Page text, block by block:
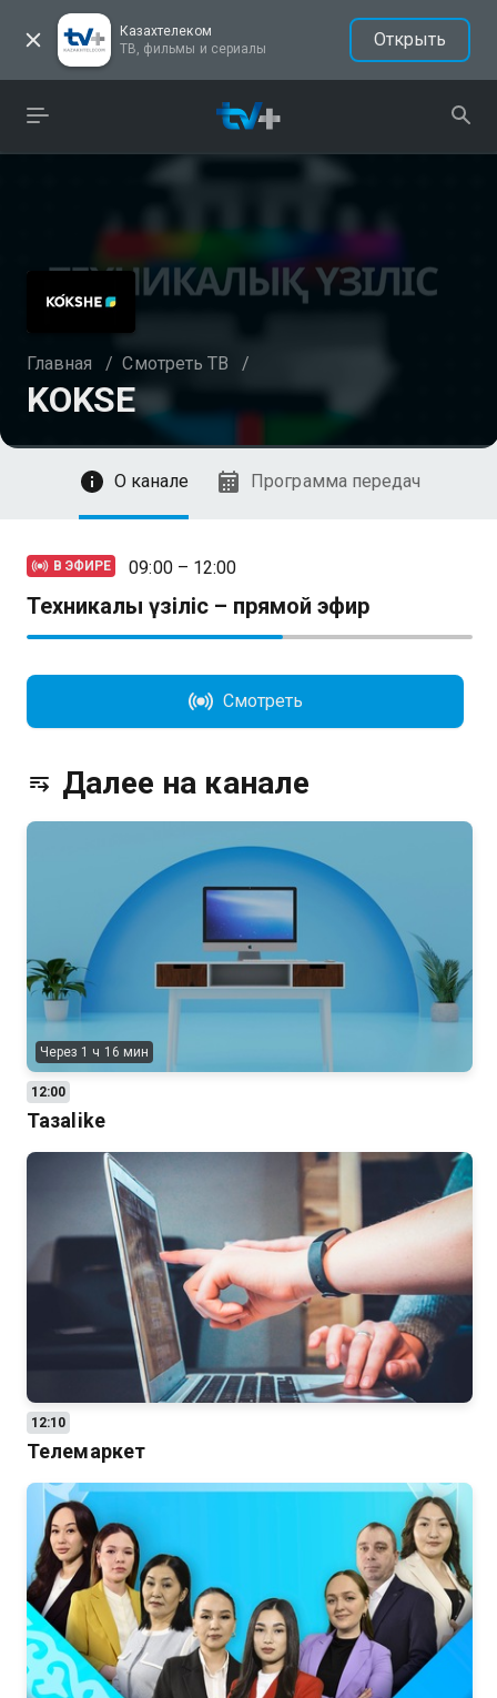
Казахтелеком
ТВ, фильмы и сериалы
Открыть
Главная / Смотреть ТВ /
KOKSE
О канале Программа передач
В ЭФИРЕ 09:00 – 12:00
Техникалық үзіліс – прямой эфир
Смотреть
Далее на канале
Через 1 ч 16 мин
12:00
Тазаlike
12:10
Телемаркет